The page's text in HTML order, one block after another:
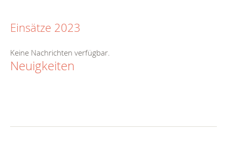
Einsätze 2023
Keine Nachrichten verfügbar.
Neuigkeiten